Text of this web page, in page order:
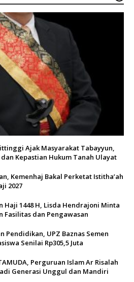
Ajak Masyarakat Tabayyun,
Kepastian Hukum Tanah Ulayat
Kemenhaj Bakal Perketat Istitha’ah
2027
Haji 1448 H, Lisda Hendrajoni Minta
Fasilitas dan Pengawasan
Pendidikan, UPZ Baznas Semen
Senilai Rp305,5 Juta
Perguruan Islam Ar Risalah
Generasi Unggul dan Mandiri